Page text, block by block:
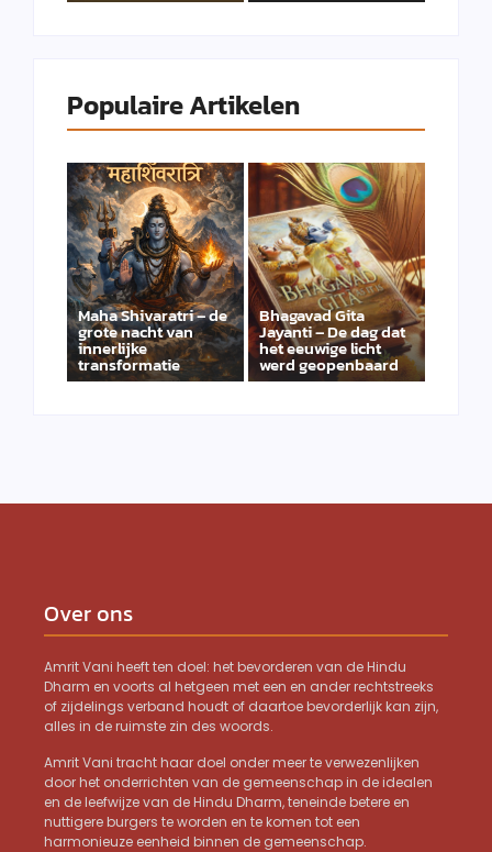
Populaire Artikelen
Maha Shivaratri – de
grote nacht van
innerlijke
transformatie
Bhagavad Gita
Jayanti – De dag dat
het eeuwige licht
werd geopenbaard
Over ons
Amrit Vani heeft ten doel: het bevorderen van de Hindu
Dharm en voorts al hetgeen met een en ander rechtstreeks
of zijdelings verband houdt of daartoe bevorderlijk kan zijn,
alles in de ruimste zin des woords.
Amrit Vani tracht haar doel onder meer te verwezenlijken
door het onderrichten van de gemeenschap in de idealen
en de leefwijze van de Hindu Dharm, teneinde betere en
nuttigere burgers te worden en te komen tot een
harmonieuze eenheid binnen de gemeenschap.